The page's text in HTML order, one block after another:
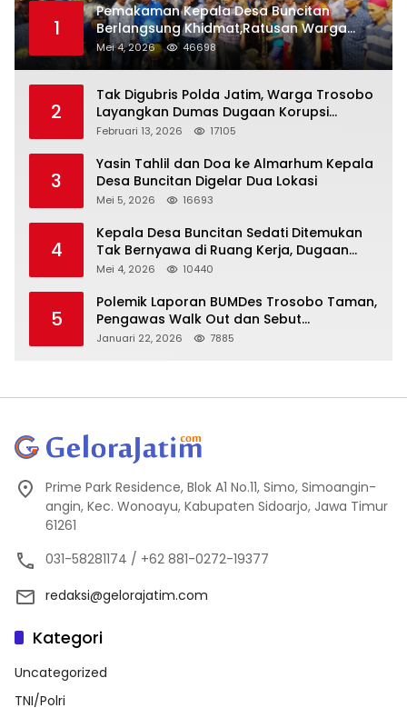
1
Pemakaman Kepala Desa Buncitan
Berlangsung Khidmat,Ratusan Warga
Larut Dalam Duka Yang Mendalam
Mei 4, 2026 46698
2
Tak Digubris Polda Jatim, Warga Trosobo
Layangkan Dumas Dugaan Korupsi
Oknum DPRD Sidoarjo ke Kapolri
Februari 13, 2026 17105
3
Yasin Tahlil dan Doa ke Almarhum Kepala
Desa Buncitan Digelar Dua Lokasi
Mei 5, 2026 16693
4
Kepala Desa Buncitan Sedati Ditemukan
Tak Bernyawa di Ruang Kerja, Dugaan
Bunuh Diri Menguat
Mei 4, 2026 10440
5
Polemik Laporan BUMDes Trosobo Taman,
Pengawas Walk Out dan Sebut
Kejanggalan
Januari 22, 2026 7885
Prime Park Residence, Blok A1 No.11, Simo, Simoangin-
angin, Kec. Wonoayu, Kabupaten Sidoarjo, Jawa Timur
61261
031-58281174 / +62 881-0272-19377
redaksi@gelorajatim.com
Kategori
Uncategorized
TNI/Polri